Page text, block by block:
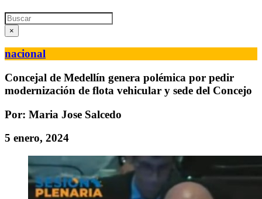
Search
×
nacional
Concejal de Medellín genera polémica por pedir
modernización de flota vehicular y sede del Concejo
Por: Maria Jose Salcedo
5 enero, 2024